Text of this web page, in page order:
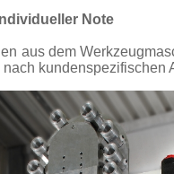
Note
aus dem
kundenspezifischen